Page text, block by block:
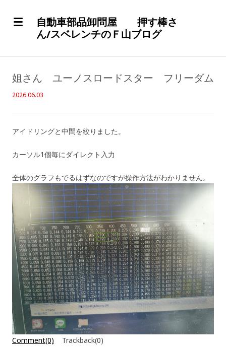
自動車部品卸問屋 押す棒さ
ん/スベレンチのＦ山ブログ
姐さん ユーノスロードスター フリーダム
2026.06.03
アイドリングと中間を絞りました。
カーソル1個毎にダイレクト入力
全体のグラフもでるはずなのですが操作方法がわかりません。
Comment(0) Trackback(0)